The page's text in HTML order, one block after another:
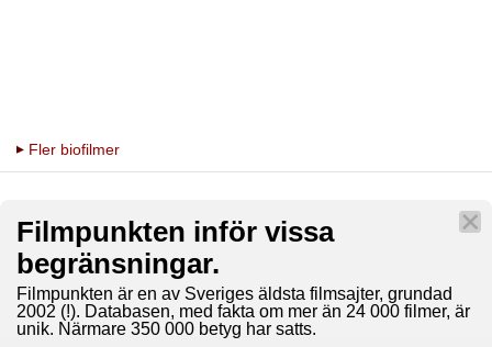
Fler biofilmer
Filmpunkten inför vissa
begränsningar.
Filmpunkten är en av Sveriges äldsta filmsajter, grundad
2002 (!). Databasen, med fakta om mer än 24 000 filmer, är
unik. Närmare 350 000 betyg har satts.